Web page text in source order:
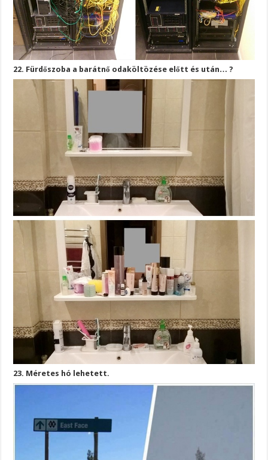
22. Fürdőszoba a barátnő odaköltözése előtt és után… ?
23. Méretes hó lehetett.